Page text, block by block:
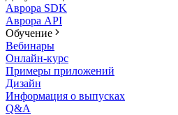
Аврора SDK
Аврора API
Обучение
Вебинары
Онлайн-курс
Примеры приложений
Дизайн
Информация о выпусках
Q&A